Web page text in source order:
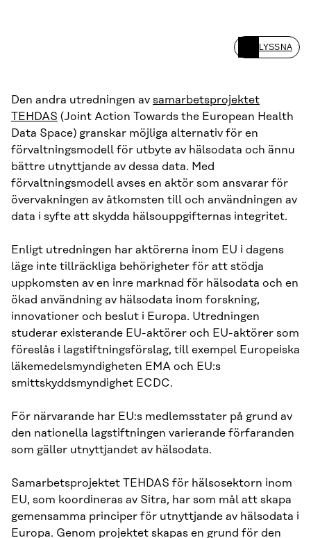
LYSSNA
Den andra utredningen av samarbetsprojektet
TEHDAS (Joint Action Towards the European Health
Data Space) granskar möjliga alternativ för en
förvaltningsmodell för utbyte av hälsodata och ännu
bättre utnyttjande av dessa data. Med
förvaltningsmodell avses en aktör som ansvarar för
övervakningen av åtkomsten till och användningen av
data i syfte att skydda hälsouppgifternas integritet.
Enligt utredningen har aktörerna inom EU i dagens
läge inte tillräckliga behörigheter för att stödja
uppkomsten av en inre marknad för hälsodata och en
ökad användning av hälsodata inom forskning,
innovationer och beslut i Europa. Utredningen
studerar existerande EU-aktörer och EU-aktörer som
föreslås i lagstiftningsförslag, till exempel Europeiska
läkemedelsmyndigheten EMA och EU:s
smittskyddsmyndighet ECDC.
För närvarande har EU:s medlemsstater på grund av
den nationella lagstiftningen varierande förfaranden
som gäller utnyttjandet av hälsodata.
Samarbetsprojektet TEHDAS för hälsosektorn inom
EU, som koordineras av Sitra, har som mål att skapa
gemensamma principer för utnyttjande av hälsodata i
Europa. Genom projektet skapas en grund för den